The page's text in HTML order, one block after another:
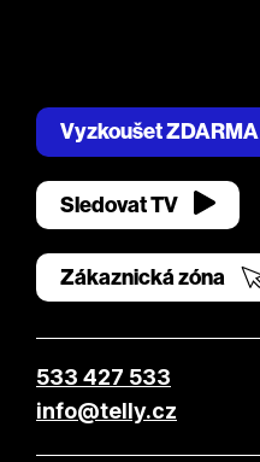
Vyzkoušet ZDARMA
Sledovat TV
Zákaznická zóna
533 427 533
info@telly.cz